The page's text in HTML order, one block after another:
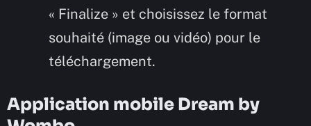
« Finalize » et choisissez le format
souhaité (image ou vidéo) pour le
téléchargement.
Application mobile Dream by